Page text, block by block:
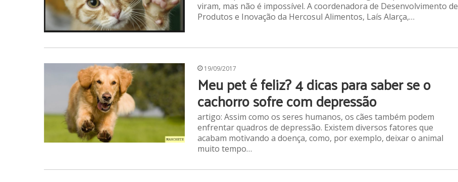
viram, mas não é impossível. A coordenadora de Desenvolvimento de
Produtos e Inovação da Hercosul Alimentos, Laís Alarça,…
19/09/2017
Meu pet é feliz? 4 dicas para saber se o
cachorro sofre com depressão
artigo: Assim como os seres humanos, os cães também podem
enfrentar quadros de depressão. Existem diversos fatores que
acabam motivando a doença, como, por exemplo, deixar o animal
muito tempo…